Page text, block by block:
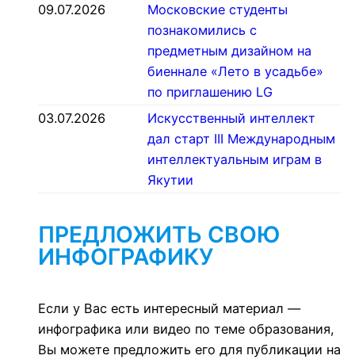
09.07.2026
Московские студенты
познакомились с
предметным дизайном на
биеннале «Лето в усадьбе»
по приглашению LG
03.07.2026
Искусственный интеллект
дал старт III Международным
интеллектуальным играм в
Якутии
ПРЕДЛОЖИТЬ СВОЮ
ИНФОГРАФИКУ
Если у Вас есть интересный материал —
инфографика или видео по теме образования,
Вы можете предложить его для публикации на